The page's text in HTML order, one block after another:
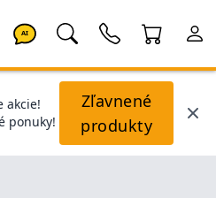
AI
akcie!
ponuky!
Zľavnené
produkty